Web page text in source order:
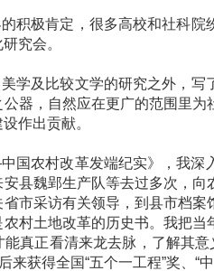
极肯定，很多高校和社科院
究会。
及比较文学的研究之外，写
器，自然应在更广的范围里
作出贡献。
农村改革发端纪实》，我深
县魏郢生产队等去过多次，
市采访有关领导，到县市档
村土地改革的历史书。我把
真正看清来龙去脉，了解其
来获得全国“五个一工程”奖、“